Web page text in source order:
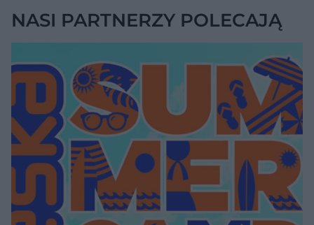
NASI PARTNERZY POLECAJĄ